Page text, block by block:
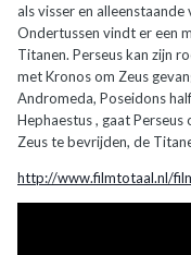
als visser en
Ondertussen vindt er een
Titanen. Perseus kan zijn
met Kronos om Zeus
Andromeda, Poseidons
Hephaestus , gaat
Zeus te bevrijden, de
http://www.filmtotaal.nl/